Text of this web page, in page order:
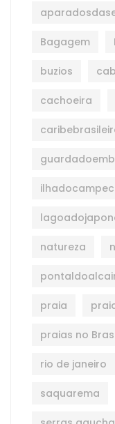
Bagagem
buzios
cachoeira
natureza
praia
praias no
rio de janeiro
saquarema